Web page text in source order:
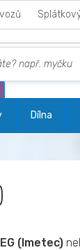
Dílna
(Imetec)